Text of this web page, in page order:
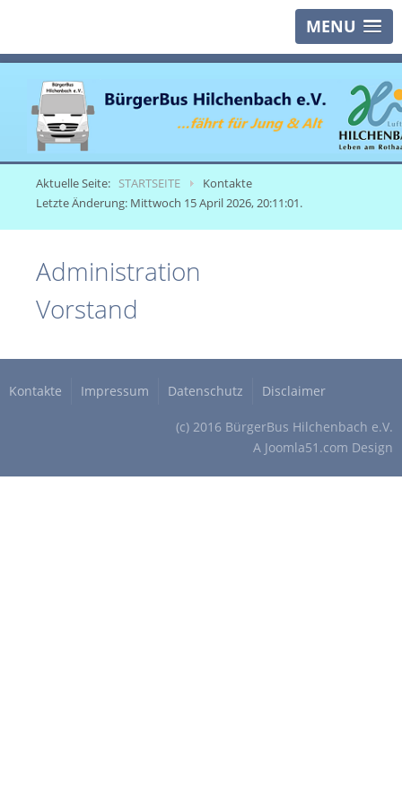
MENU
Aktuelle Seite: STARTSEITE
Kontakte
Letzte Änderung: Mittwoch 15 April 2026, 20:11:01.
Administration
Vorstand
Kontakte Impressum Datenschutz Disclaimer
(c) 2016 BürgerBus Hilchenbach e.V.
A Joomla51.com Design